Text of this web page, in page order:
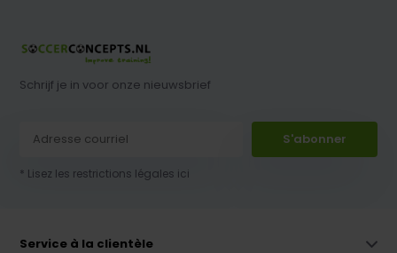
Schrijf je in voor onze nieuwsbrief
S'abonner
* Lisez les restrictions légales ici
Service à la clientèle